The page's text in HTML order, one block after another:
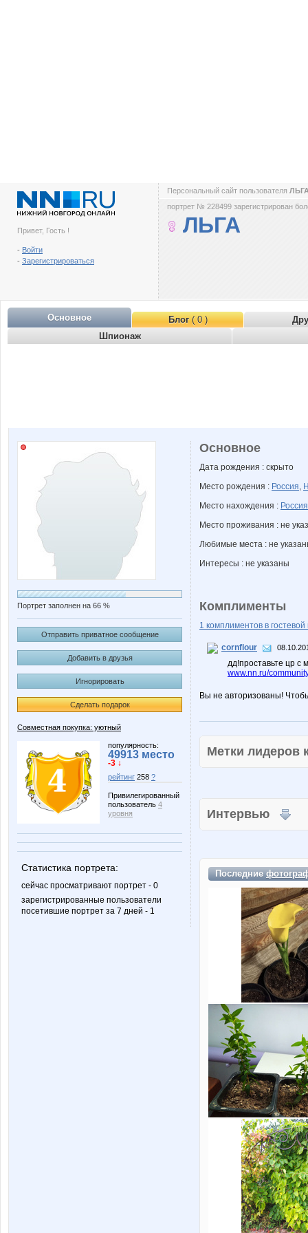
Привет, Гость !
- Войти
- Зарегистрироваться
Персональный сайт пользователя
портрет № 228499 зарегистрирован
ЛЬГА
Основное Блог( 0 )
Шпионаж
Портрет заполнен на 66 %
Отправить приватное сообщение
Добавить в друзья
Игнорировать
Сделать подарок
Совместная покупка: уютный
популярность:
49913 место
-3 ↓
рейтинг 258 ?
Привилегированный
пользователь 4
уровня
Статистика портрета:
сейчас просматривают портрет - 0
зарегистрированные пользователи
посетившие портрет за 7 дней - 1
Основное
Дата рождения : скрыто
Место рождения : Россия,
Место нахождения : Россия
Место проживания : не
Любимые места : не
Интересы : не указаны
Комплименты
1 комплиментов в гостевой
cornflour
дд!проставьте цр с
www.nn.ru/
Вы не авторизованы!
Метки
Интервью
Последние